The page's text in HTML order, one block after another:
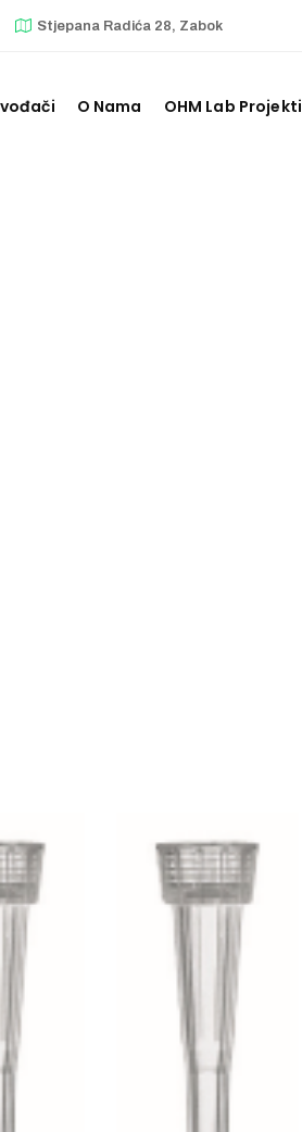
Stjepana Radića 28, Zabok
O Nama OHM Lab Projekti